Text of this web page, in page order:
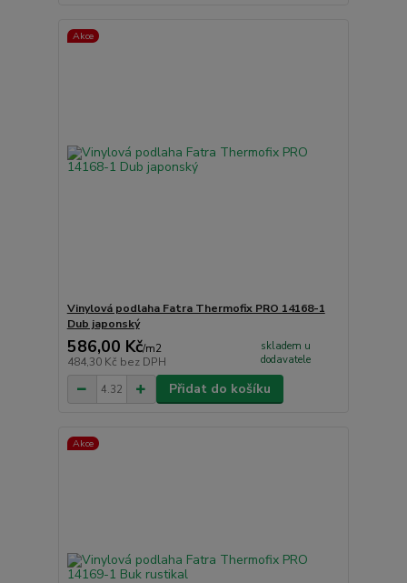
Akce
Vinylová podlaha Fatra Thermofix PRO 14168-1
Dub japonský
586,00 Kč/m2
484,30 Kč bez DPH
skladem u
dodavatele
Přidat do košíku
Akce